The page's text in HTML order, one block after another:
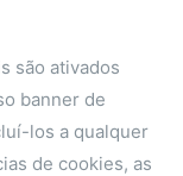
são ativados
banner de
los a qualquer
de cookies, as